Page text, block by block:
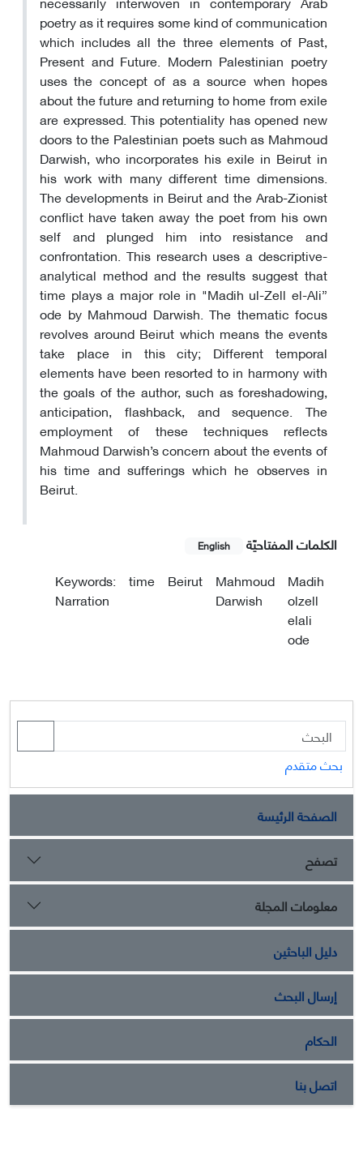
poetry as it requires some kind of communication
which includes all the three elements of Past,
Present and Future. Modern Palestinian poetry
uses the concept of as a source when hopes
about the future and returning to home from exile
are expressed. This potentiality has opened new
doors to the Palestinian poets such as Mahmoud
Darwish, who incorporates his exile in Beirut in
his work with many different time dimensions.
The developments in Beirut and the Arab-Zionist
conflict have taken away the poet from his own
self and plunged him into resistance and
confrontation. This research uses a descriptive-
analytical method and the results suggest that
time plays a major role in "Madih ul-Zell el-Ali”
ode by Mahmoud Darwish. The thematic focus
revolves around Beirut which means the events
take place in this city; Different temporal
elements have been resorted to in harmony with
the goals of the author, such as foreshadowing,
anticipation, flashback, and sequence. The
employment of these techniques reflects
Mahmoud Darwish’s concern about the events of
his time and sufferings which he observes in
Beirut.
الکلمات المفتاحيّة English
Keywords:
Narration
time Beirut Mahmoud
Darwish
Madih
olzell
elali
ode
بحث متقدم
الصفحة الرئيسة
تصفح
معلومات المجلة
دليل الباحثين
إرسال البحث
الحكام
اتصل بنا